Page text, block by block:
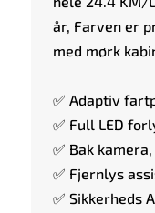
år, Farven er
med mørk
✅ Adaptiv
✅ Full LED
✅ Bak kamera,
✅ Fjernlys
✅ Sikkerheds